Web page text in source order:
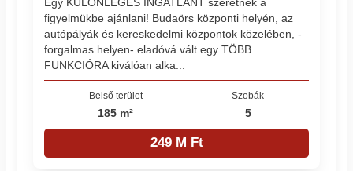
figyelmükbe ajánlani! Budaörs központi helyén, az
autópályák és kereskedelmi központok közelében, -
forgalmas helyen- eladóvá vált egy TÖBB
FUNKCIÓRA kiválóan alka...
Belső terület
185 m²
Szobák
5
249 M Ft